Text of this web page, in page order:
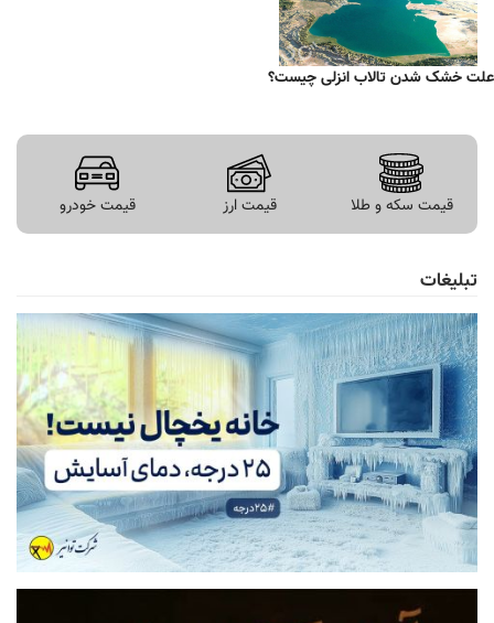
علت خشک شدن تالاب انزلی چیست؟
قیمت سکه و طلا قیمت ارز قیمت خودرو
تبلیغات